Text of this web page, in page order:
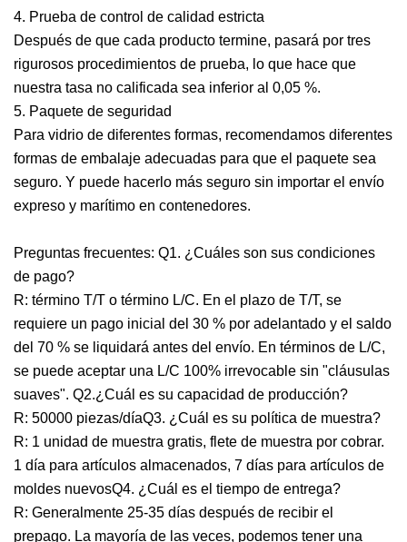
4. Prueba de control de calidad estricta
Después de que cada producto termine, pasará por tres
rigurosos procedimientos de prueba, lo que hace que
nuestra tasa no calificada sea inferior al 0,05 %.
5. Paquete de seguridad
Para vidrio de diferentes formas, recomendamos diferentes
formas de embalaje adecuadas para que el paquete sea
seguro. Y puede hacerlo más seguro sin importar el envío
expreso y marítimo en contenedores.
Preguntas frecuentes: Q1. ¿Cuáles son sus condiciones
de pago?
R: término T/T o término L/C. En el plazo de T/T, se
requiere un pago inicial del 30 % por adelantado y el saldo
del 70 % se liquidará antes del envío. En términos de L/C,
se puede aceptar una L/C 100% irrevocable sin "cláusulas
suaves". Q2.¿Cuál es su capacidad de producción?
R: 50000 piezas/díaQ3. ¿Cuál es su política de muestra?
R: 1 unidad de muestra gratis, flete de muestra por cobrar.
1 día para artículos almacenados, 7 días para artículos de
moldes nuevosQ4. ¿Cuál es el tiempo de entrega?
R: Generalmente 25-35 días después de recibir el
prepago. La mayoría de las veces, podemos tener una